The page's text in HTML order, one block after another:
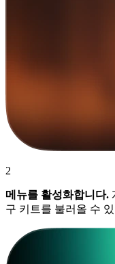
2
메뉴를 활성화합니다.
구 키트를 불러올 수